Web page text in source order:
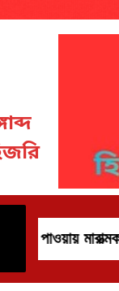
নিয়ন্ত্রণ বাঁধ